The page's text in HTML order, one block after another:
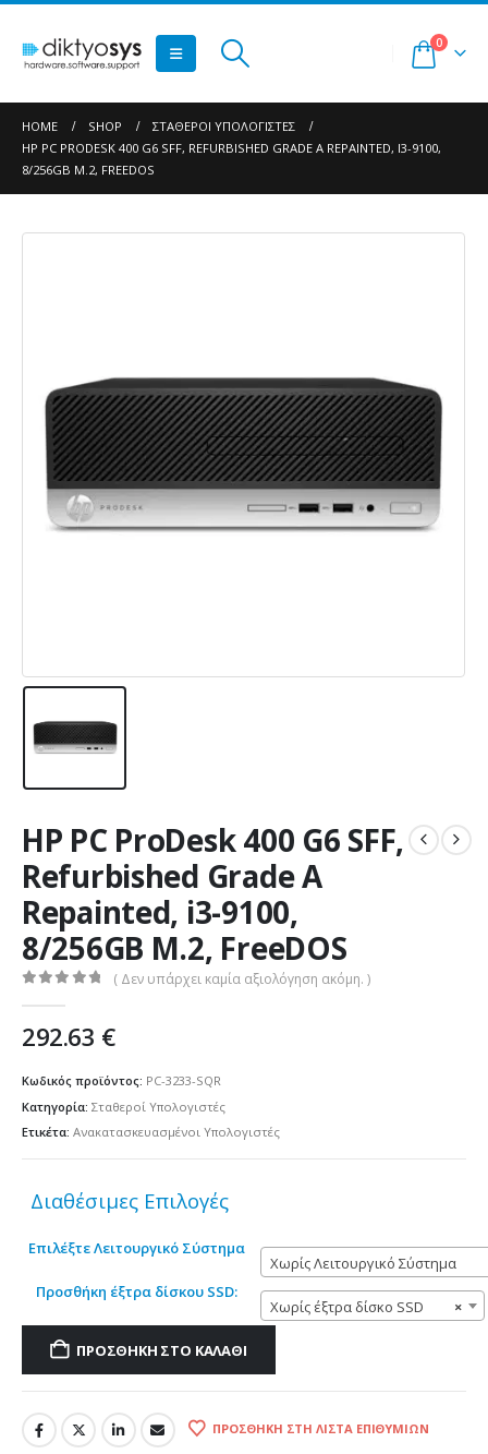
0
HOME SHOP
ΣΤΑΘΕΡΟΊ ΥΠΟΛΟΓΙΣΤΈΣ
HP PC PRODESK 400 G6 SFF, REFURBISHED GRADE A REPAINTED, I3-9100,
8/256GB M.2, FREEDOS
HP PC ProDesk 400 G6 SFF,
Refurbished Grade A
Repainted, i3-9100,
8/256GB M.2, FreeDOS
( Δεν υπάρχει καμία αξιολόγηση ακόμη. )
292.63 €
Κωδικός προϊόντος: PC-3233-SQR
Κατηγορία: Σταθεροί Υπολογιστές
Ετικέτα: Ανακατασκευασμένοι Υπολογιστές
Διαθέσιμες Επιλογές
Επιλέξτε Λειτουργικό Σύστημα
Χωρίς Λειτουργικό Σύστημα
Προσθήκη έξτρα δίσκου SSD:
×
Χωρίς έξτρα δίσκο SSD
ΠΡΟΣΘΉΚΗ ΣΤΟ ΚΑΛΆΘΙ
ΠΡΟΣΘΉΚΗ ΣΤΗ ΛΊΣΤΑ ΕΠΙΘΥΜΙΏΝ